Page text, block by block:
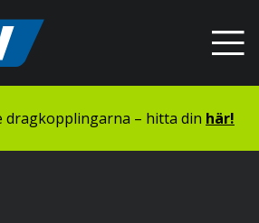
dragkopplingarna – hitta din här!